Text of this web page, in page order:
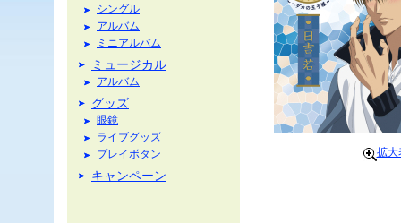
シングル
アルバム
ミニアルバム
ミュージカル
アルバム
グッズ
眼鏡
ライブグッズ
プレイボタン
キャンペーン
拡大